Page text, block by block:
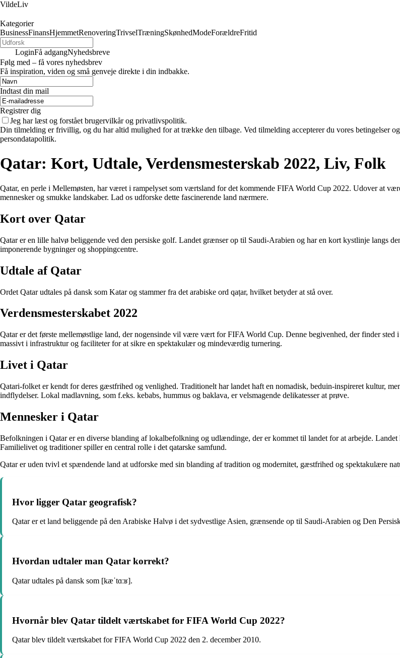
VildeLiv
Kategorier
BusinessFinansHjemmetRenoveringTrivselTræningSkønhedModeForældreFritid
LoginFå adgangNyhedsbreve
Følg med – få vores nyhedsbrev
Få inspiration, viden og små genveje direkte i din indbakke.
Indtast din mail
Registrer dig
Jeg har læst og forstået brugervilkår og privatlivspolitik.
Din tilmelding er frivillig, og du har altid mulighed for at trække den tilbage. Ved tilmelding accepterer du vores betingelser
persondatapolitik.
Qatar: Kort, Udtale, Verdensmesterskab 2022, Liv, Folk
Qatar, en perle i Mellemøsten, har været i rampelyset som værtsland for det kommende FIFA World Cup 2022. Udover at
mennesker og smukke landskaber. Lad os udforske dette fascinerende land nærmere.
Kort over Qatar
Qatar er en lille halvø beliggende ved den persiske golf. Landet grænser op til Saudi-Arabien og har en kort kystlinje langs
imponerende bygninger og shoppingcentre.
Udtale af Qatar
Ordet Qatar udtales på dansk som Katar og stammer fra det arabiske ord qaṭar, hvilket betyder at stå over.
Verdensmesterskabet 2022
Qatar er det første mellemøstlige land, der nogensinde vil være vært for FIFA World Cup. Denne begivenhed, der finder sted
massivt i infrastruktur og faciliteter for at sikre en spektakulær og mindeværdig turnering.
Livet i Qatar
Qatari-folket er kendt for deres gæstfrihed og venlighed. Traditionelt har landet haft en nomadisk, beduin-inspireret kultur,
indflydelser. Lokal madlavning, som f.eks. kebabs, hummus og baklava, er velsmagende delikatesser at prøve.
Mennesker i Qatar
Befolkningen i Qatar er en diverse blanding af lokalbefolkning og udlændinge, der er kommet til landet for at arbejde.
Familielivet og traditioner spiller en central rolle i det qatarske samfund.
Qatar er uden tvivl et spændende land at udforske med sin blanding af tradition og modernitet, gæstfrihed og spektakulære
Hvor ligger Qatar geografisk?
Qatar er et land beliggende på den Arabiske Halvø i det sydvestlige Asien, grænsende op til Saudi-Arabien og Den
Hvordan udtaler man Qatar korrekt?
Qatar udtales på dansk som [kæˈtɑːʁ].
Hvornår blev Qatar tildelt værtskabet for FIFA World Cup 2022?
Qatar blev tildelt værtskabet for FIFA World Cup 2022 den 2. december 2010.